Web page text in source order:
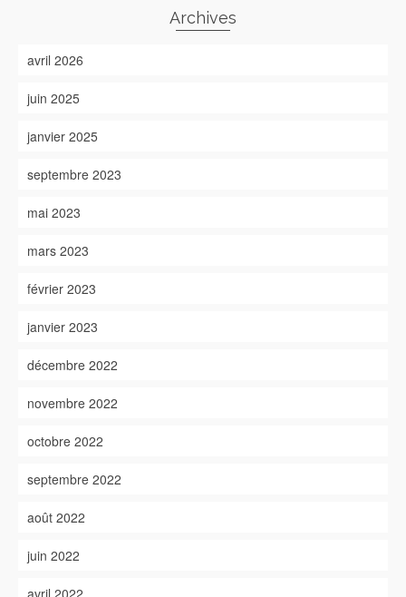
Archives
avril 2026
juin 2025
janvier 2025
septembre 2023
mai 2023
mars 2023
février 2023
janvier 2023
décembre 2022
novembre 2022
octobre 2022
septembre 2022
août 2022
juin 2022
avril 2022